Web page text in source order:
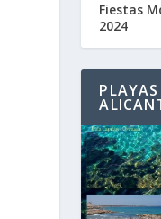
Fiestas
2024